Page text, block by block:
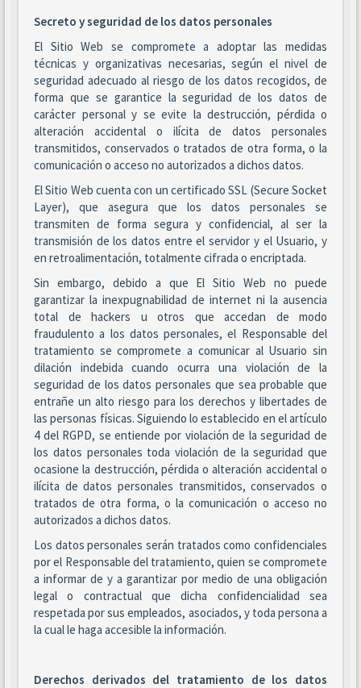
Secreto y seguridad de los datos personales
El Sitio Web se compromete a adoptar las medidas
técnicas y organizativas necesarias, según el nivel de
seguridad adecuado al riesgo de los datos recogidos, de
forma que se garantice la seguridad de los datos de
carácter personal y se evite la destrucción, pérdida o
alteración accidental o ilícita de datos personales
transmitidos, conservados o tratados de otra forma, o la
comunicación o acceso no autorizados a dichos datos.
El Sitio Web cuenta con un certificado SSL (Secure Socket
Layer), que asegura que los datos personales se
transmiten de forma segura y confidencial, al ser la
transmisión de los datos entre el servidor y el Usuario, y
en retroalimentación, totalmente cifrada o encriptada.
Sin embargo, debido a que El Sitio Web no puede
garantizar la inexpugnabilidad de internet ni la ausencia
total de hackers u otros que accedan de modo
fraudulento a los datos personales, el Responsable del
tratamiento se compromete a comunicar al Usuario sin
dilación indebida cuando ocurra una violación de la
seguridad de los datos personales que sea probable que
entrañe un alto riesgo para los derechos y libertades de
las personas físicas. Siguiendo lo establecido en el artículo
4 del RGPD, se entiende por violación de la seguridad de
los datos personales toda violación de la seguridad que
ocasione la destrucción, pérdida o alteración accidental o
ilícita de datos personales transmitidos, conservados o
tratados de otra forma, o la comunicación o acceso no
autorizados a dichos datos.
Los datos personales serán tratados como confidenciales
por el Responsable del tratamiento, quien se compromete
a informar de y a garantizar por medio de una obligación
legal o contractual que dicha confidencialidad sea
respetada por sus empleados, asociados, y toda persona a
la cual le haga accesible la información.
Derechos derivados del tratamiento de los datos